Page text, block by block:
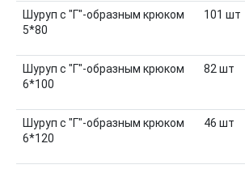
Шуруп с "Г"-образным крюком
5*80
101 шт
Шуруп с "Г"-образным крюком
6*100
82шт
Шуруп с "Г"-образным крюком
6*120
46 шт